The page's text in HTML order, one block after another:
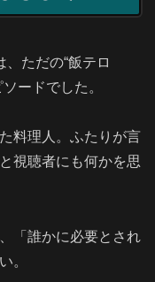
、ただの“飯テロ
ードでした。
料理人。ふたりが言
視聴者にも何かを思
「誰かに必要とされ
。